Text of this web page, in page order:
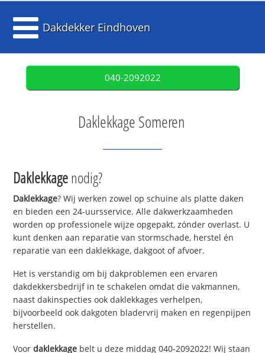
Dakdekker Eindhoven
040-2092022
Daklekkage Someren
Daklekkagenodig?
Daklekkage? Wij werken zowel op schuine als platte daken
en bieden een 24-uursservice. Alle dakwerkzaamheden
worden op professionele wijze opgepakt, zónder overlast. U
kunt denken aan reparatie van stormschade, herstel én
reparatie van een daklekkage, dakgoot of afvoer.
Het is verstandig om bij dakproblemen een ervaren
dakdekkersbedrijf in te schakelen omdat die vakmannen,
naast dakinspecties ook daklekkages verhelpen,
bijvoorbeeld ook dakgoten bladervrij maken en regenpijpen
herstellen.
Voordaklekkage belt u deze middag 040-2092022! Wij staan